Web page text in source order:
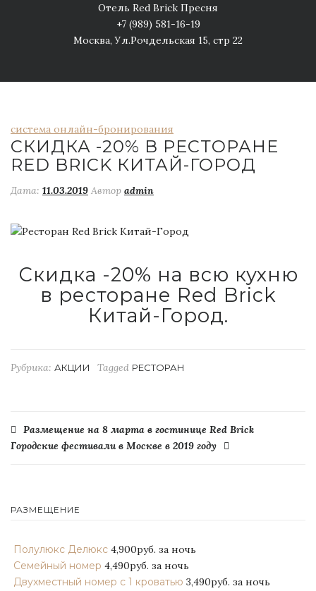
Отель Red Brick Пресня
+7 (989) 581-16-19
Москва, Ул.Рочдельская 15, стр 22
система онлайн-бронирования
СКИДКА -20% В РЕСТОРАНЕ
RED BRICK КИТАЙ-ГОРОД
Дата: 11.03.2019 Автор admin
Скидка -20% на всю кухню
в ресторане Red Brick
Китай-Город.
Рубрика: АКЦИИ Tagged РЕСТОРАН
Навигация
по
Размещение на 8 марта в гостинице Red Brick
Городские фестивали в Москве в 2019 году
РАЗМЕЩЕНИЕ
Полулюкс Делюкс 4,900руб. за ночь
Семейный номер 4,490руб. за ночь
Двухместный номер с 1 кроватью 3,490руб. за ночь